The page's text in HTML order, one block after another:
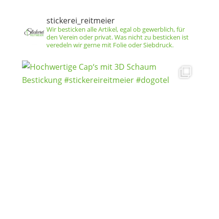
stickerei_reitmeier
Wir besticken alle Artikel, egal ob gewerblich, für
den Verein oder privat. Was nicht zu besticken ist
veredeln wir gerne mit Folie oder Siebdruck.